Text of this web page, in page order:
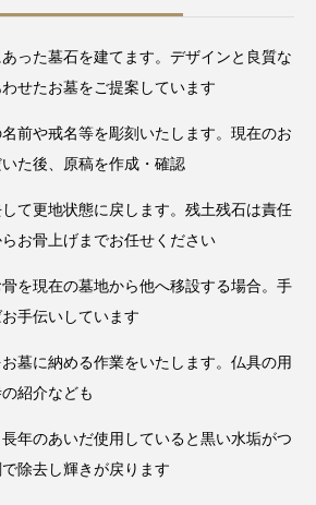
った墓石を建てます。デザインと良質な
せたお墓をご提案しています
前や戒名等を彫刻いたします。現在のお
た後、原稿を作成・確認
て更地状態に戻します。残土残石は責任
お骨上げまでお任せください
を現在の墓地から他へ移設する場合。手
手伝いしています
墓に納める作業をいたします。仏具の用
紹介なども
年のあいだ使用していると黒い水垢がつ
除去し輝きが戻ります